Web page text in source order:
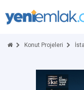
Konut Projeleri